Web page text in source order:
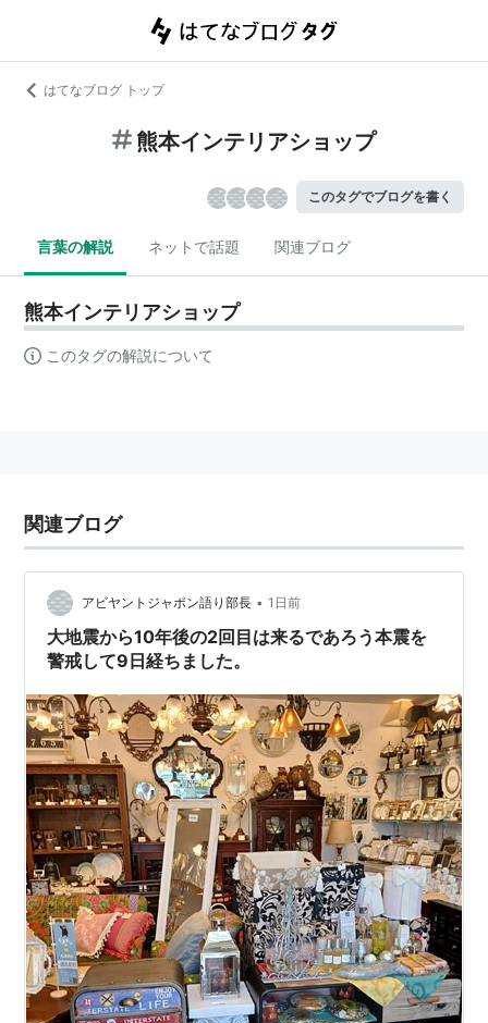
はてなブログ トップ
熊本インテリアショップ
このタグでブログを書く
言葉の解説 ネットで話題 関連ブログ
熊本インテリアショップ
このタグの解説について
関連ブログ
アビヤントジャポン語り部長 • 1日前
大地震から10年後の2回目は来るであろう本震を
警戒して9日経ちました。